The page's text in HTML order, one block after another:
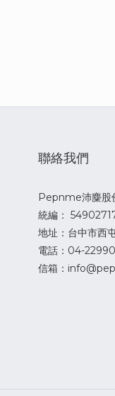
聯絡我們
Pepnme沛麋股
統編：
地址：台中市西
電話：04-
信箱：